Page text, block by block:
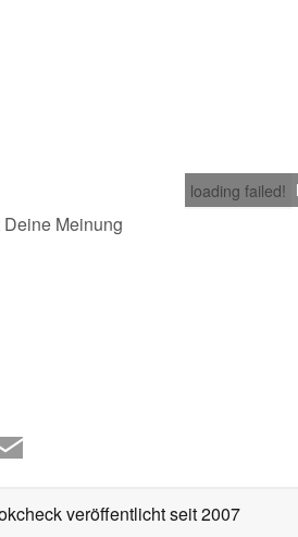
loading failed!
Meinung
veröffentlichtseit 2007